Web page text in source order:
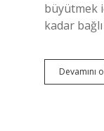
büyütmek
kadar
Devamını